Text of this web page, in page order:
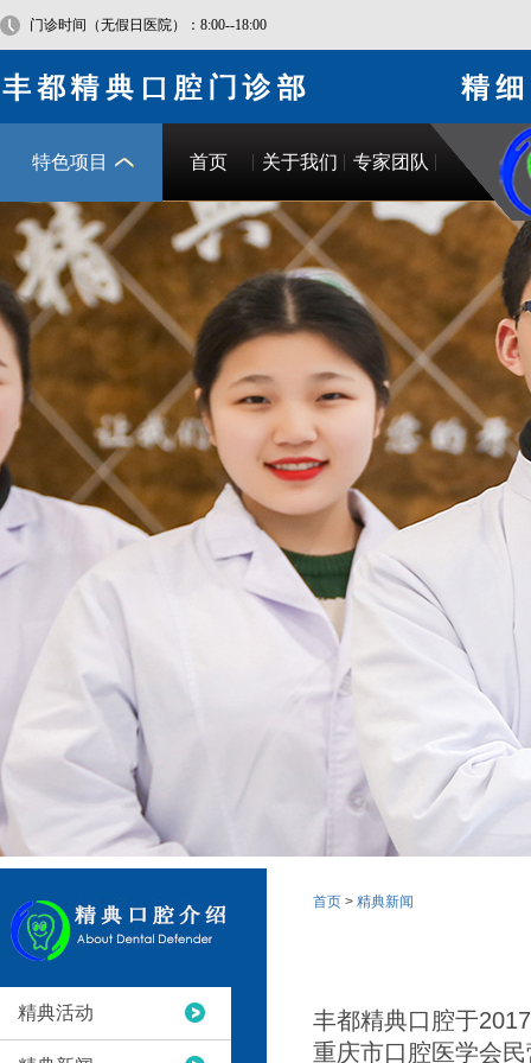
门诊时间（无假日医院）：8:00--18:00
特色项目 首页 关于我们 专家团队
精典活动
首页 > 精典新闻
丰都精典口腔于
重庆市口腔医学会